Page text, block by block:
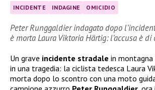
INCIDENTE INDAGINE OMICIDIO
Peter Runggaldier indagato dopo
è morta Laura Viktoria Härtig: l’accusa è
Un grave incidente stradale in
in una tragedia: la ciclista tedesca Laura
morta dopo lo scontro con una moto